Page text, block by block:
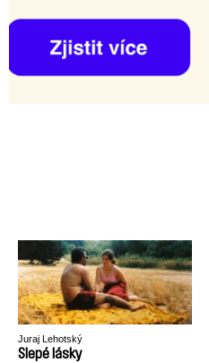
Juraj Lehotský
Slepé lásky